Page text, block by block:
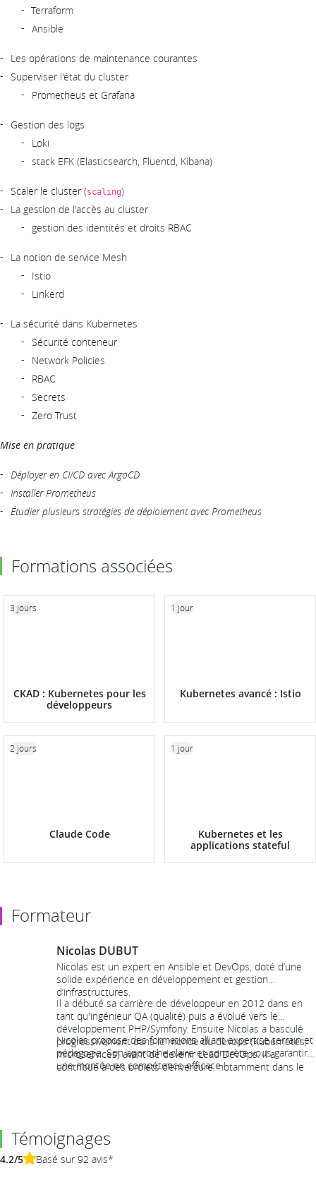
Terraform
Ansible
Les opérations de maintenance courantes
Superviser l'état du cluster
Prometheus et Grafana
Gestion des logs
Loki
stack EFK (Elasticsearch, Fluentd, Kibana)
Scaler le cluster (scaling)
La gestion de l'accès au cluster
gestion des identités et droits RBAC
La notion de service Mesh
Istio
Linkerd
La sécurité dans Kubernetes
Sécurité conteneur
Network Policies
RBAC
Secrets
Zero Trust
Mise en pratique
Déployer en CI/CD avec ArgoCD
Installer Prometheus
Étudier plusieurs stratégies de déploiement avec Prometheus
Formations associées
CKAD : Kubernetes pour les
développeurs
3 jours
Kubernetes avancé : Istio
1 jour
Claude Code
2 jours
Kubernetes et les
applications stateful
1 jour
Formateur
Nicolas DUBUT
Nicolas est un expert en Ansible et DevOps, doté d’une
solide expérience en développement et gestion
d’infrastructures.
Il a débuté sa carrière de développeur en 2012 dans en
tant qu'ingénieur QA (qualité) puis a évolué vers le
développement PHP/Symfony. Ensuite Nicolas a basculé
progressivement dans le monde du devops (Kubernetes,
microservices) avant de devenir Lead DevOps. Il a
contribué à des projets d’envergure, notamment dans le
Nicolas propose des formations alliant expertise terrain et
pédagogie. Son approche claire et concrète vous garantira
une montée en compétence efficace !
Témoignages
4.2/5 Basé sur 92 avis*